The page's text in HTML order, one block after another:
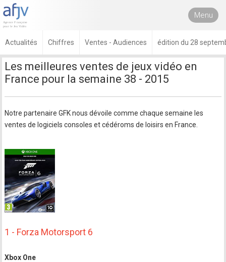
Menu
Actualités Chiffres Ventes - Audiences édition du 28
Les meilleures ventes de jeux vidéo en
France pour la semaine 38 - 2015
Notre partenaire GFK nous dévoile comme chaque semaine les
ventes de logiciels consoles et cédéroms de loisirs en France.
1 - Forza Motorsport 6
Xbox One